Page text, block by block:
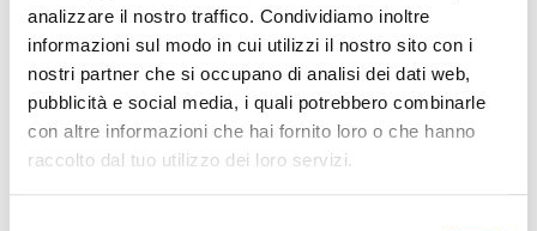
analizzare il nostro traffico. Condividiamo inoltre
informazioni sul modo in cui utilizzi il nostro sito con i
nostri partner che si occupano di analisi dei dati web,
pubblicità e social media, i quali potrebbero combinarle
con altre informazioni che hai fornito loro o che hanno
raccolto dal tuo utilizzo dei loro servizi.
PROCESSIONE E FESTA DI JACHIM
Artigianato/tradizioni
16/08/2026
Tarres